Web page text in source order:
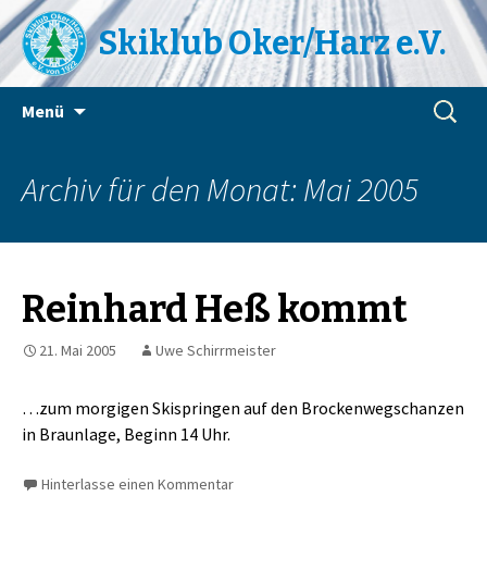
Skiklub Oker/Harz e.V.
Menü
Suchen
nach:
Archiv für den Monat: Mai 2005
Reinhard Heß kommt
21. Mai 2005 Uwe Schirrmeister
…zum morgigen Skispringen auf den Brockenwegschanzen
in Braunlage, Beginn 14 Uhr.
Hinterlasse einen Kommentar